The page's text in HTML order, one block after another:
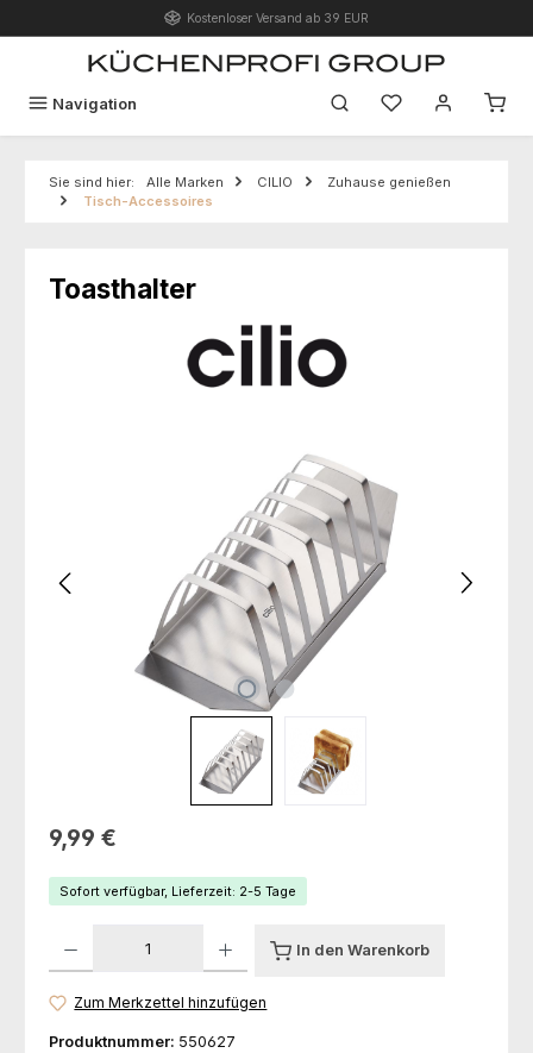
Zum Hauptinhalt springenKostenloser Versand ab 39 EUR
Navigation Du hast 0
Sie sind hier: Alle Marken CILIO
Zuhause genießen
Tisch-Accessoires
Toasthalter
Regulärer Preis:
9,99 €
Sofort verfügbar, Lieferzeit: 2-5 Tage
In den Warenkorb
Zum Merkzettel hinzufügen
Produktnummer: 550627